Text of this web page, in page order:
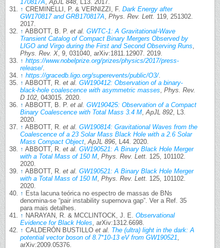
170817A,ApJL 848, L13. 2017.
↑ CREMINELLI, P. & VERNIZZI, F. Dark Energy after
GW170817 and GRB170817A, Phys. Rev. Lett. 119, 251302.
2017.
↑ ABBOTT, B. P. et al. GWTC-1: A Gravitational-Wave
Transient Catalog of Compact Binary Mergers Observed by
LIGO and Virgo during the First and Second Observing Runs,
Phys. Rev. X, 9, 031040, arXiv:1811.12907. 2019.
↑ https://www.nobelprize.org/prizes/physics/2017/press-
release/.
↑ https://gracedb.ligo.org/superevents/public/O3/.
↑ ABBOTT, R. et al. GW190412: Observation of a binary-
black-hole coalescence with asymmetric masses, Phys. Rev.
D 102, 043015. 2020.
↑ ABBOTT, B. P. et al. GW190425: Observation of a Compact
Binary Coalescence with Total Mass 3.4 M,ApJL 892, L3.
2020.
↑ ABBOTT, R. et al. GW190814: Gravitational Waves from the
Coalescence of a 23 Solar Mass Black Hole with a 2.6 Solar
Mass Compact Object,ApJL 896, L44. 2020.
↑ ABBOTT, R. et al. GW190521: A Binary Black Hole Merger
with a Total Mass of 150 M, Phys. Rev. Lett. 125, 101102.
2020.
↑ ABBOTT, R. et al. GW190521: A Binary Black Hole Merger
with a Total Mass of 150 M, Phys. Rev. Lett. 125, 101102.
2020.
↑ Esta lacuna teórica no espectro de massas de BNs
denomina-se “pair instability supernova gap”. Ver a Ref. 35
para mais detalhes.
↑ NARAYAN, R. & MCCLINTOCK, J. E. Observational
Evidence for Black Holes, arXiv:1312.6698.
↑ CALDERÓN BUSTILLO et al. The (ultra) light in the dark: A
potential vector boson of 8.7*10-13 eV from GW190521,
arXiv:2009.05376.